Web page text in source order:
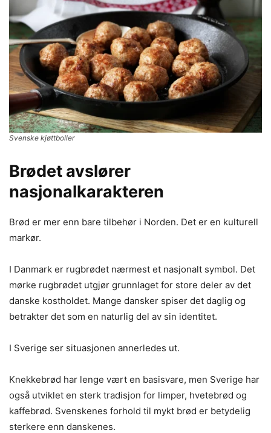
Svenske kjøttboller
Brødet avslører
nasjonalkarakteren
Brød er mer enn bare tilbehør i Norden. Det er en kulturell
markør.
I Danmark er rugbrødet nærmest et nasjonalt symbol. Det
mørke rugbrødet utgjør grunnlaget for store deler av det
danske kostholdet. Mange dansker spiser det daglig og
betrakter det som en naturlig del av sin identitet.
I Sverige ser situasjonen annerledes ut.
Knekkebrød har lenge vært en basisvare, men Sverige har
også utviklet en sterk tradisjon for limper, hvetebrød og
kaffebrød. Svenskenes forhold til mykt brød er betydelig
sterkere enn danskenes.